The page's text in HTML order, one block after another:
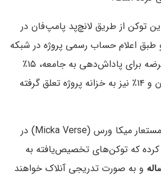
این توکن از طریق لانچ‌پد پامپ‌فان در
اعلام حساب رسمی پروژه در شبکه
اجتماعی ایکس، ۴۵٪ از عرضه برای پاداش‌دهی به جامعه، ۱۵٪
برای تیم توسعه و مشاوران و ۱۴٪ نیز به خزانه پروژه تعلق گرفته
بنیانگذار این پروژه با نام مستعار میکا ورس (Micka Verse) در
کرده که توکن‌های تخصیص‌یافته به
و به صورت تدریجی آنلاک خواهند